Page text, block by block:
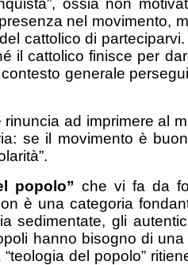
ossia non
nel movimento,
cattolico di
il cattolico finisce per
generale
ad imprimere al
se il movimento è
popolo” che vi fa da
è una categoria
sedimentate, gli
hanno bisogno di
del popolo”